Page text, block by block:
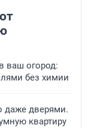
ваш огород:
без химии
даже дверями.
квартиру